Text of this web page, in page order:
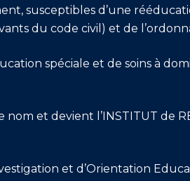
susceptibles d’une
du code civil) et de
spéciale et de soins à
et devient l’INSTITUT de
et d’Orientation